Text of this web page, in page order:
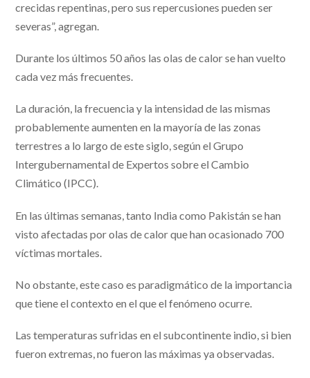
crecidas repentinas, pero sus repercusiones pueden ser
severas”, agregan.
Durante los últimos 50 años las olas de calor se han vuelto
cada vez más frecuentes.
La duración, la frecuencia y la intensidad de las mismas
probablemente aumenten en la mayoría de las zonas
terrestres a lo largo de este siglo, según el Grupo
Intergubernamental de Expertos sobre el Cambio
Climático (IPCC).
En las últimas semanas, tanto India como Pakistán se han
visto afectadas por olas de calor que han ocasionado 700
víctimas mortales.
No obstante, este caso es paradigmático de la importancia
que tiene el contexto en el que el fenómeno ocurre.
Las temperaturas sufridas en el subcontinente indio, si bien
fueron extremas, no fueron las máximas ya observadas.